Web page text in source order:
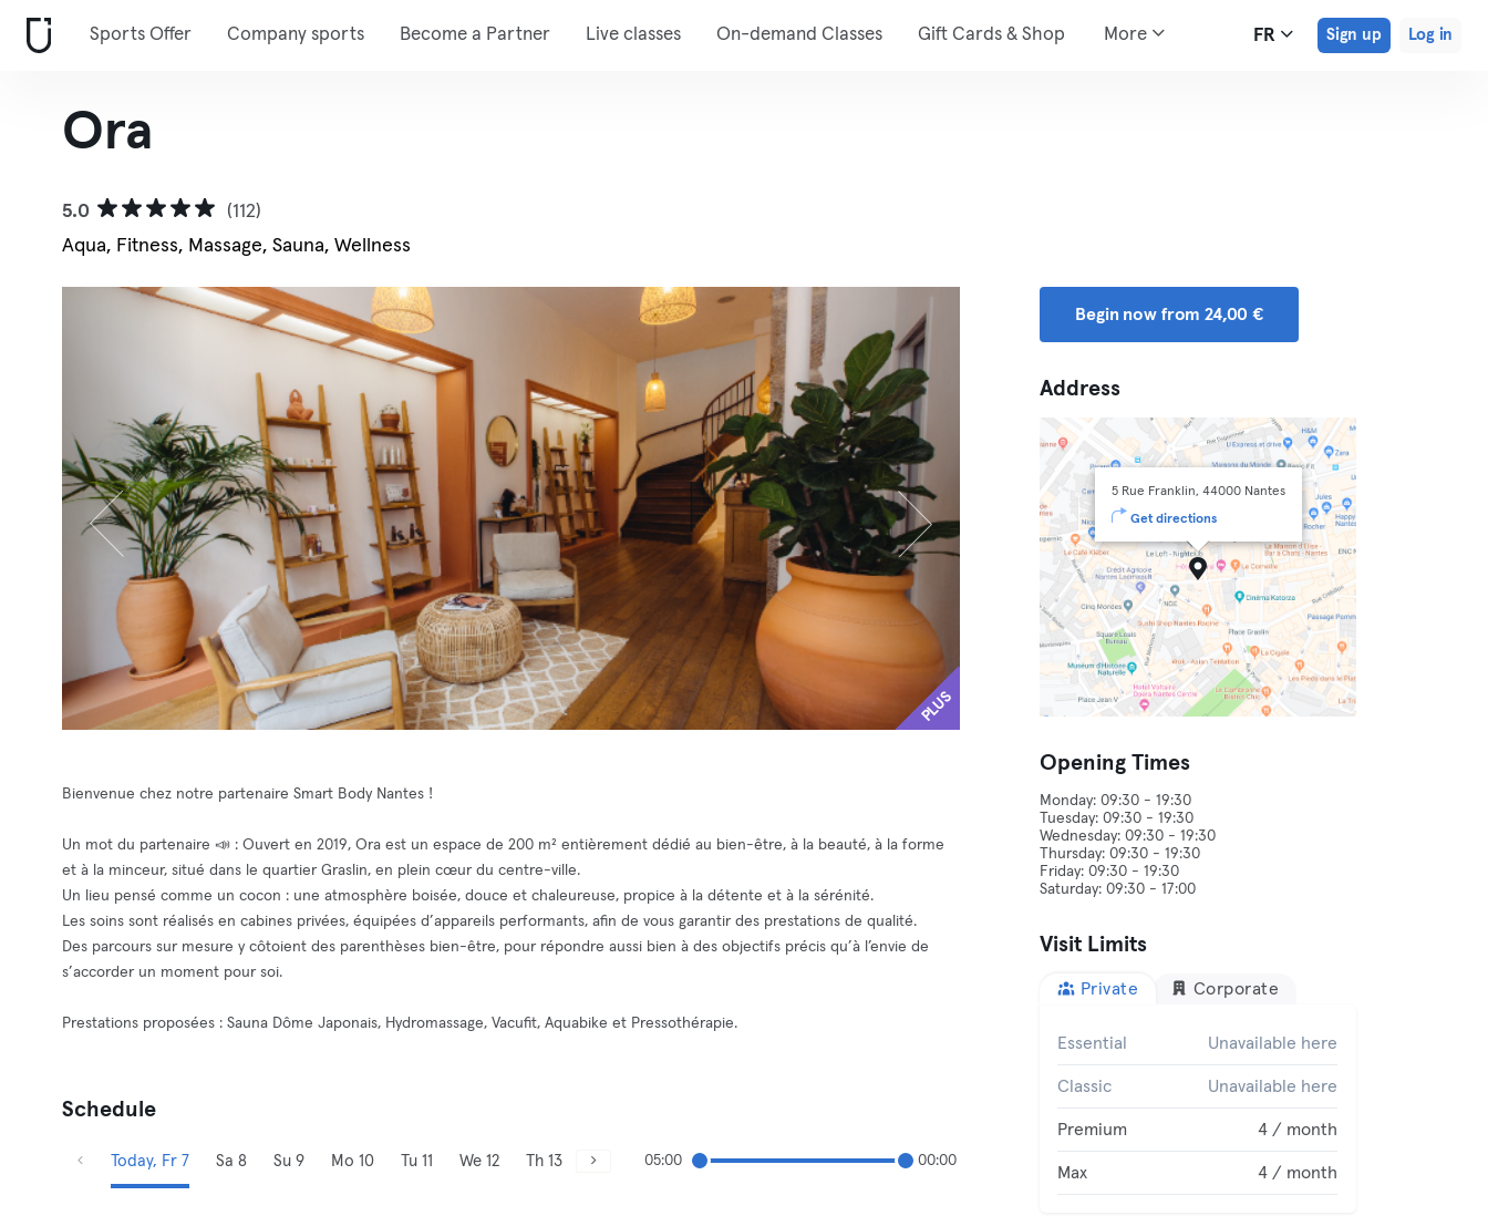
Sports Offer Company sports Become a Partner Live classes On-demand Classes Gift Cards & Shop More FR Sign up Log in
Ora
5.0
(112)
Aqua, Fitness, Massage, Sauna, Wellness
PLUS
Bienvenue chez notre partenaire Smart Body Nantes !
Un mot du partenaire 📣 : Ouvert en 2019, Ora est un espace de 200 m² entièrement dédié au bien-être, à la beauté, à la forme
et à la minceur, situé dans le quartier Graslin, en plein cœur du centre-ville.
Un lieu pensé comme un cocon : une atmosphère boisée, douce et chaleureuse, propice à la détente et à la sérénité.
Les soins sont réalisés en cabines privées, équipées d’appareils performants, afin de vous garantir des prestations de qualité.
Des parcours sur mesure y côtoient des parenthèses bien-être, pour répondre aussi bien à des objectifs précis qu’à l’envie de
s’accorder un moment pour soi.
Prestations proposées : Sauna Dôme Japonais, Hydromassage, Vacufit, Aquabike et Pressothérapie.
Schedule
Today, Fr 7 Sa 8 Su 9 Mo 10 Tu 11 We 12 Th 13 05:00 00:00
Begin now from 24,00 €
Address
5 Rue Franklin, 44000 Nantes
Get directions
Opening Times
Monday: 09:30 - 19:30
Tuesday: 09:30 - 19:30
Wednesday: 09:30 - 19:30
Thursday: 09:30 - 19:30
Friday: 09:30 - 19:30
Visit Limits
Private Corporate
Essential Unavailable here
Classic Unavailable here
Premium 4 / month
Max 4 / month